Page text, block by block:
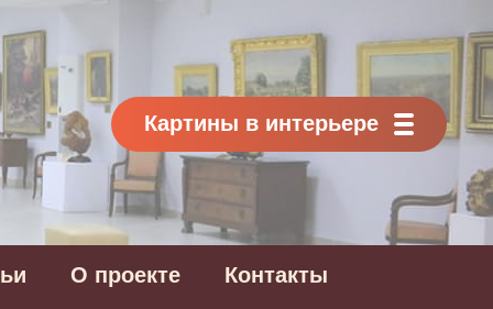
Картины в интерьере
О проекте Контакты